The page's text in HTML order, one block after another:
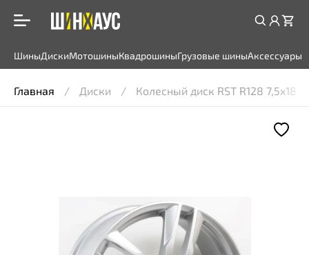
ШиныДискиМотошиныКвадрошиныГрузовые шиныАксессуары
Главная Диски Колесный диск RST R128 7,5x18